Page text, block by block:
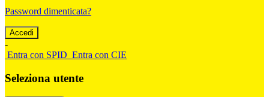
Password dimenticata?
-
Entra con SPID Entra con CIE
Seleziona utente